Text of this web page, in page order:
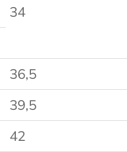
34
36,5
39,5
42